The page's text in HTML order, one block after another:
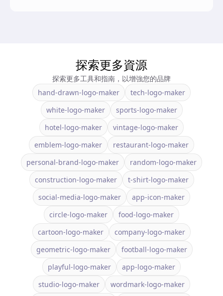
探索更多資源
探索更多工具和指南，以增強您的品牌
hand-drawn-logo-maker
tech-logo-maker
white-logo-maker
sports-logo-maker
hotel-logo-maker
vintage-logo-maker
emblem-logo-maker
restaurant-logo-maker
personal-brand-logo-maker
random-logo-maker
construction-logo-maker
t-shirt-logo-maker
social-media-logo-maker
app-icon-maker
circle-logo-maker
food-logo-maker
cartoon-logo-maker
company-logo-maker
geometric-logo-maker
football-logo-maker
playful-logo-maker
app-logo-maker
studio-logo-maker
wordmark-logo-maker